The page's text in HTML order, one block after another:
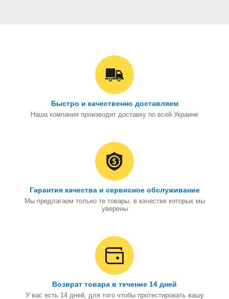
Быстро и качественно доставляем
Наша компания производит доставку по всей Украине
Гарантия качества и сервисное обслуживание
Мы предлагаем только те товары, в качестве которых мы
уверены
Возврат товара в течение 14 дней
У вас есть 14 дней, для того чтобы протестировать вашу